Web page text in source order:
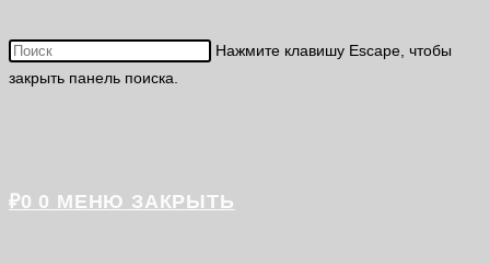
Нажмите клавишу Escape, чтобы
закрыть панель поиска.
₽0 0 МЕНЮ ЗАКРЫТЬ